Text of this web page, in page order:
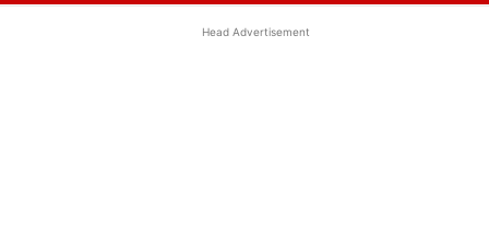
Head Advertisement